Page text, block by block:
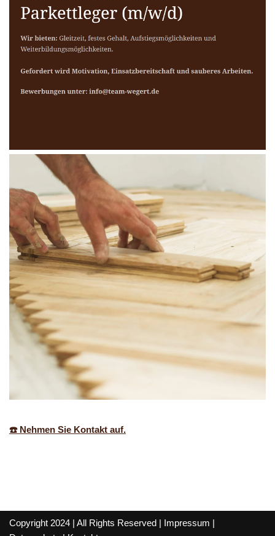
☎️ Nehmen Sie Kontakt auf.
Copyright 2024 | All Rights Reserved | Impressum |